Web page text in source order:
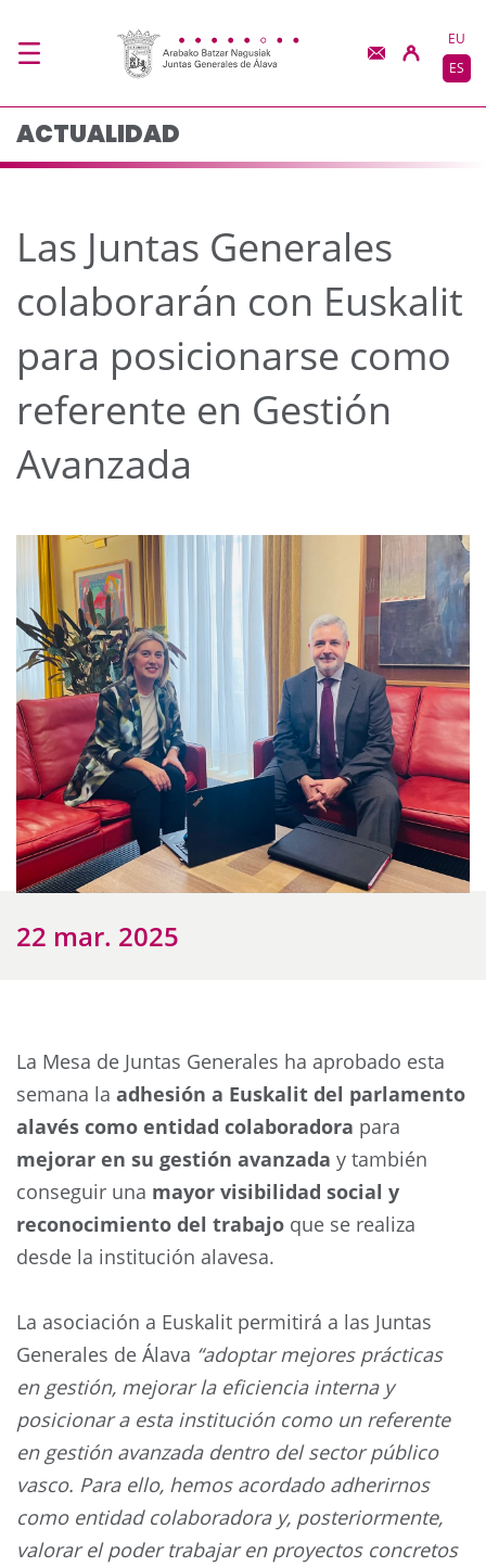
Las Juntas GeneralesEU
ES
ACTUALIDAD
Las Juntas Generales
colaborarán con Euskalit
para posicionarse como
referente en Gestión
Avanzada
22 mar. 2025
La Mesa de Juntas Generales ha aprobado esta
semana la adhesión a Euskalit del parlamento
alavés como entidad colaboradora para
mejorar en su gestión avanzada y también
conseguir una mayor visibilidad social y
reconocimiento del trabajo que se realiza
desde la institución alavesa.
La asociación a Euskalit permitirá a las Juntas
Generales de Álava “adoptar mejores prácticas
en gestión, mejorar la eficiencia interna y
posicionar a esta institución como un referente
en gestión avanzada dentro del sector público
vasco. Para ello, hemos acordado adherirnos
como entidad colaboradora y, posteriormente,
valorar el poder trabajar en proyectos concretos